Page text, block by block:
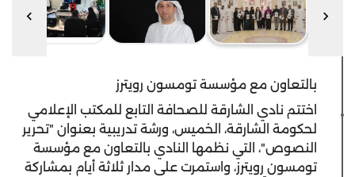
بالتعاون مع مؤسسة تومسون رويترز
اختتم نادي الشارقة للصحافة التابع للمكتب الإعلامي
لحكومة الشارقة، الخميس، ورشة تدريبية بعنوان "تحرير
النصوص"، التي نظمها النادي بالتعاون مع مؤسسة
تومسون رويترز، واستمرت على مدار ثلاثة أيام بمشاركة